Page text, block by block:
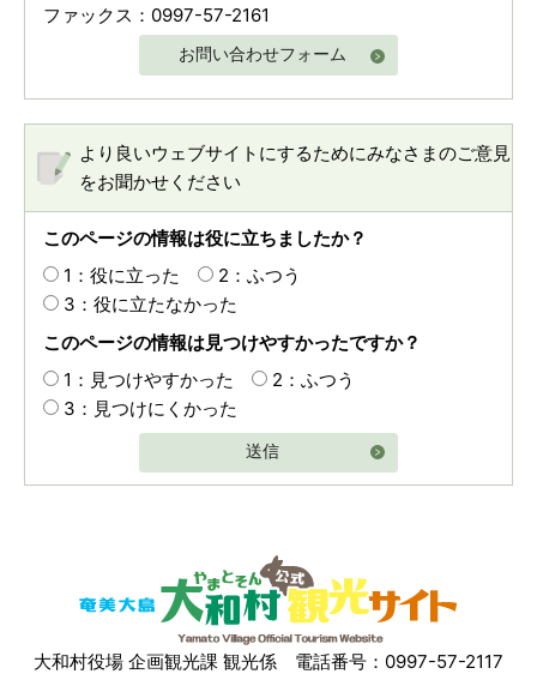
ファックス：0997-57-2161
お問い合わせフォーム
より良いウェブサイトにするためにみなさまのご意見
をお聞かせください
このページの情報は役に立ちましたか？
1：役に立った
2：ふつう
3：役に立たなかった
このページの情報は見つけやすかったですか？
1：見つけやすかった
2：ふつう
3：見つけにくかった
送信
大和村役場 企画観光課 観光係 電話番号：0997-57-2117